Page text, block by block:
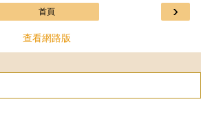
›
首頁
查看網路版